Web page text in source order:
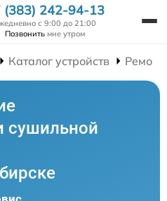
(383) 242-94-13
с 9:00 до 21:00
Позвонить мне утром
Каталог устройств
сушильной